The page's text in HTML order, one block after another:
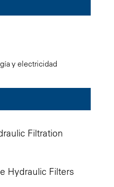
y electricidad
Filtration
Hydraulic Filters